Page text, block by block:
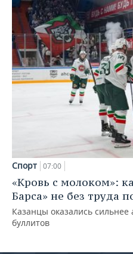
Спорт 07:00
«Кровь с молоком»:
Барса» не без труда
Казанцы оказались
буллитов